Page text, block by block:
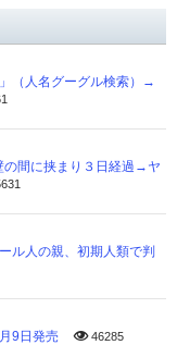
（人名グーグル検索）→
の間に挟まり３日経過→ヤ
ル人の親、初期人類で判
9日発売 46285